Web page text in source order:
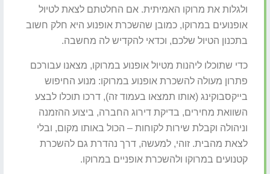
ולגלות את מרוקו האמיתית. אם החלטתם לצאת לטיול
אופנועים במרוקו, כמובן שהשכרת אופנוע היא חלק חשוב
בתכנון הטיול שלכם, וכדאי להקדיש לה מחשבה.
כדי שתוכלו ליהנות מטיול אופנוע במרוקו, מצאנו עבורכם
פתרון מעולה להשכרת אופנוע במרוקו: מנוע החיפוש
בייקסבוקינג (אותו תמצאו בעמוד זה), דרכו תוכלו לבצע
השוואת מחירים, בדיקת דירוג החברה, ביצוע ההזמנה
וניהולה וקבלת שירות לקוחות – הכול באותו מקום, ובלי
לצאת מהבית. זוהי, למעשה, דרך נהדרת גם להשכרת
קטנועים במרוקו ולהשכרת אופניים במרוקו.